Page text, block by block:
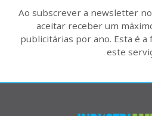
Ao subscrever a newsletter
aceitar receber um
publicitárias por ano. Esta é
este